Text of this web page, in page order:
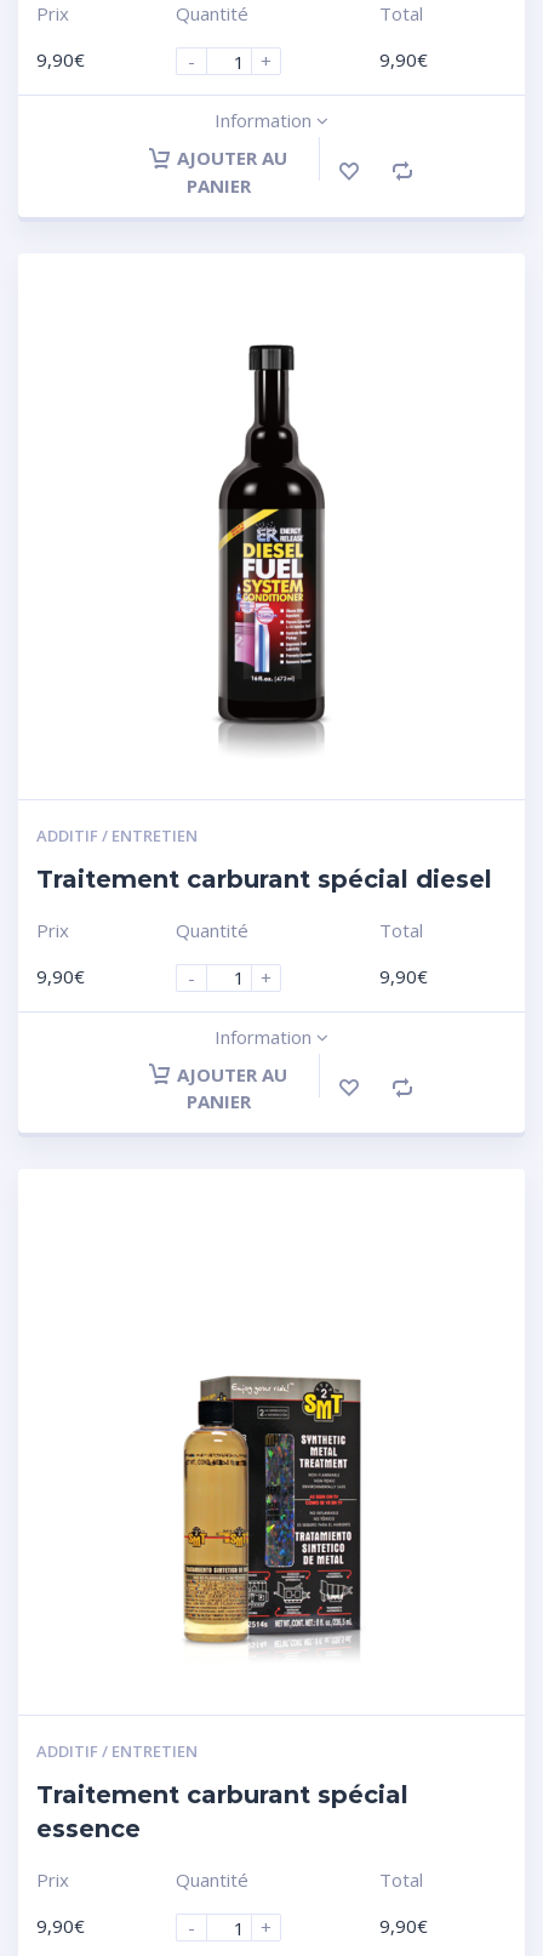
Prix
9,90€
Quantité
-
+
Total
9,90€
Information
AJOUTER AU
PANIER
ADDITIF / ENTRETIEN
Traitement carburant spécial diesel
Prix
9,90€
Quantité
-
+
Total
9,90€
Information
AJOUTER AU
PANIER
ADDITIF / ENTRETIEN
Traitement carburant spécial
essence
Prix
9,90€
Quantité
-
+
Total
9,90€